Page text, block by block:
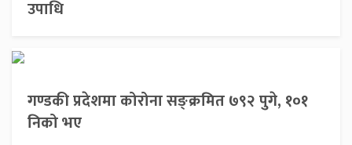
उपाधि
गण्डकी प्रदेशमा कोरोना सङ्क्रमित ७९२ पुगे, १०१
निको भए